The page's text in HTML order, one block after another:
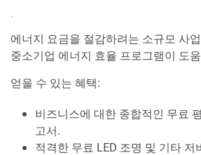
.
에너지 요금을 절감하려는 소규모 사
중소기업 에너지 효율 프로그램이 도
얻을 수 있는 혜택:
비즈니스에 대한 종합적인 무료
고서.
적격한 무료 LED 조명 및 기타 저